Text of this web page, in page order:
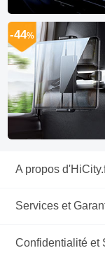
-44%
A propos
Services et
Confidentialité et